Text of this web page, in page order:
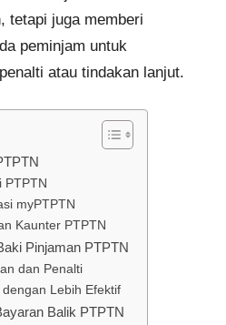
tetapi juga memberi
peminjam untuk
atau tindakan lanjut.
PTPTN
myPTPTN
Kaunter PTPTN
Pinjaman PTPTN
dan Penalti
Lebih Efektif
Balik PTPTN